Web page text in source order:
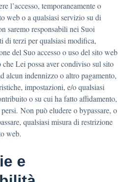
l’accesso, temporaneamente o
web o a qualsiasi servizio su di
saremo responsabili nei Suoi
di terzi per qualsiasi modifica,
del Suo accesso o uso del sito web
Lei possa aver condiviso sul sito
alcun indennizzo o altro pagamento,
impostazioni, e/o qualsiasi
o su cui ha fatto affidamento,
Non può eludere o bypassare, o
qualsiasi misura di restrizione
web.
e